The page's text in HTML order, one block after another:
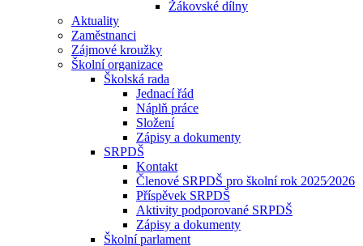
Žákovské dílny
Aktuality
Zaměstnanci
Zájmové kroužky
Školní organizace
Školská rada
Jednací řád
Náplň práce
Složení
Zápisy a dokumenty
SRPDŠ
Kontakt
Členové SRPDŠ pro školní rok 2025⁄2026
Příspěvek SRPDŠ
Aktivity podporované SRPDŠ
Zápisy a dokumenty
Školní parlament